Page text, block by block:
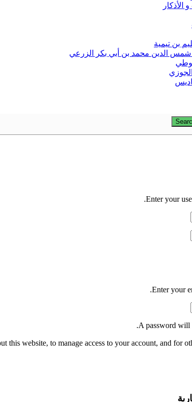
الأذكار
بن تيمية
شمس الدين محمد بن أبي بكر الزرعي
Enter your
Enter your
A password will
this website, to manage access to your account, and for